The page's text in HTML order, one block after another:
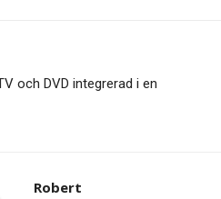
och DVD integrerad i en
Robert